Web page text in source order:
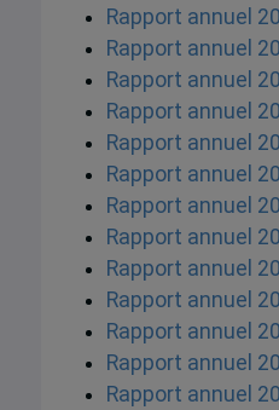
Rapport annuel
Rapport annuel
Rapport annuel
Rapport annuel
Rapport annuel
Rapport annuel
Rapport annuel
Rapport annuel
Rapport annuel
Rapport annuel
Rapport annuel
Rapport annuel
Rapport annuel